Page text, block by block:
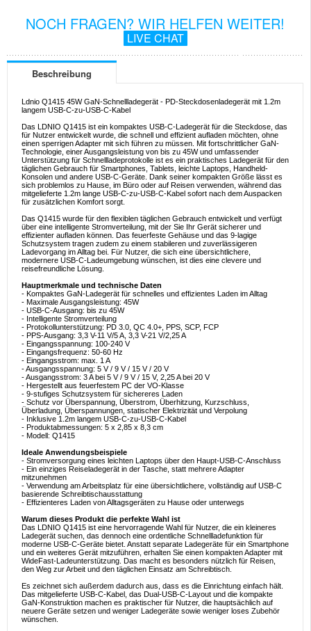
NOCH FRAGEN? WIR HELFEN WEITER!
LIVE CHAT
Beschreibung
Ldnio Q1415 45W GaN-Schnellladegerät - PD-Steckdosenladegerät mit 1.2m
langem USB-C-zu-USB-C-Kabel
Das LDNIO Q1415 ist ein kompaktes USB-C-Ladegerät für die Steckdose, das
für Nutzer entwickelt wurde, die schnell und effizient aufladen möchten, ohne
einen sperrigen Adapter mit sich führen zu müssen. Mit fortschrittlicher GaN-
Technologie, einer Ausgangsleistung von bis zu 45W und umfassender
Unterstützung für Schnellladeprotokolle ist es ein praktisches Ladegerät für den
täglichen Gebrauch für Smartphones, Tablets, leichte Laptops, Handheld-
Konsolen und andere USB-C-Geräte. Dank seiner kompakten Größe lässt es
sich problemlos zu Hause, im Büro oder auf Reisen verwenden, während das
mitgelieferte 1.2m lange USB-C-zu-USB-C-Kabel sofort nach dem Auspacken
für zusätzlichen Komfort sorgt.
Das Q1415 wurde für den flexiblen täglichen Gebrauch entwickelt und verfügt
über eine intelligente Stromverteilung, mit der Sie Ihr Gerät sicherer und
effizienter aufladen können. Das feuerfeste Gehäuse und das 9-lagige
Schutzsystem tragen zudem zu einem stabileren und zuverlässigeren
Ladevorgang im Alltag bei. Für Nutzer, die sich eine übersichtlichere,
modernere USB-C-Ladeumgebung wünschen, ist dies eine clevere und
reisefreundliche Lösung.
Hauptmerkmale und technische Daten
- Kompaktes GaN-Ladegerät für schnelles und effizientes Laden im Alltag
- Maximale Ausgangsleistung: 45W
- USB-C-Ausgang: bis zu 45W
- Intelligente Stromverteilung
- Protokollunterstützung: PD 3.0, QC 4.0+, PPS, SCP, FCP
- PPS-Ausgang: 3,3 V-11 V/5 A, 3,3 V-21 V/2,25 A
- Eingangsspannung: 100-240 V
- Eingangsfrequenz: 50-60 Hz
- Eingangsstrom: max. 1 A
- Ausgangsspannung: 5 V / 9 V / 15 V / 20 V
- Ausgangsstrom: 3 A bei 5 V / 9 V / 15 V, 2,25 A bei 20 V
- Hergestellt aus feuerfestem PC der VO-Klasse
- 9-stufiges Schutzsystem für sichereres Laden
- Schutz vor Überspannung, Überstrom, Überhitzung, Kurzschluss,
Überladung, Überspannungen, statischer Elektrizität und Verpolung
- Inklusive 1.2m langem USB-C-zu-USB-C-Kabel
- Produktabmessungen: 5 x 2,85 x 8,3 cm
- Modell: Q1415
Ideale Anwendungsbeispiele
- Stromversorgung eines leichten Laptops über den Haupt-USB-C-Anschluss
- Ein einziges Reiseladegerät in der Tasche, statt mehrere Adapter
mitzunehmen
- Verwendung am Arbeitsplatz für eine übersichtlichere, vollständig auf USB-C
basierende Schreibtischausstattung
- Effizienteres Laden von Alltagsgeräten zu Hause oder unterwegs
Warum dieses Produkt die perfekte Wahl ist
Das LDNIO Q1415 ist eine hervorragende Wahl für Nutzer, die ein kleineres
Ladegerät suchen, das dennoch eine ordentliche Schnellladefunktion für
moderne USB-C-Geräte bietet. Anstatt separate Ladegeräte für ein Smartphone
und ein weiteres Gerät mitzuführen, erhalten Sie einen kompakten Adapter mit
WideFast-Ladeunterstützung. Das macht es besonders nützlich für Reisen,
den Weg zur Arbeit und den täglichen Einsatz am Schreibtisch.
Es zeichnet sich außerdem dadurch aus, dass es die Einrichtung einfach hält.
Das mitgelieferte USB-C-Kabel, das Dual-USB-C-Layout und die kompakte
GaN-Konstruktion machen es praktischer für Nutzer, die hauptsächlich auf
neuere Geräte setzen und weniger Ladegeräte sowie weniger loses Zubehör
wünschen.